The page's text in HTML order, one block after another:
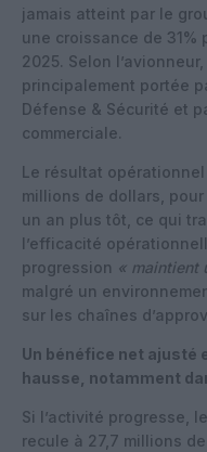
jamais atteint par le
une croissance de 31%
2025. Selon
principalement portée
Défense & Sécurité et
commerciale.
Le résultat
millions de dollars,
un an plus tôt, ce qui
l’efficacité
progression « maintient
malgré un
sur les chaînes
Un bénéfice net ajusté
hausse, notamment
Si l’activité progresse,
recule à 27,7 millions